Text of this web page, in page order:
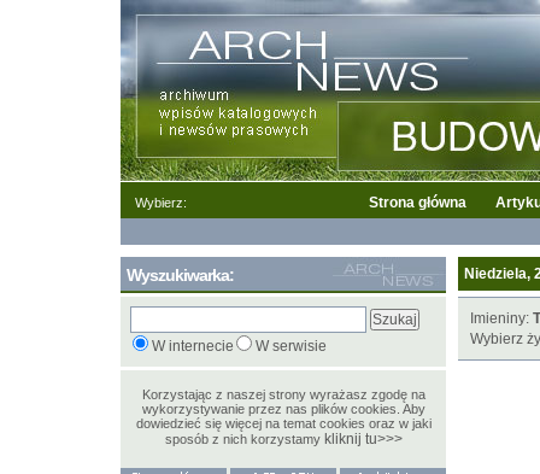
Wybierz: Strona główna
Niedziela,
Imieniny:
Wybierz
Wyszukiwarka:
W internecie W serwisie
Korzystając z naszej strony wyrażasz zgodę na
wykorzystywanie przez nas plików cookies. Aby
dowiedzieć się więcej na temat cookies oraz w jaki
sposób z nich korzystamy kliknij tu>>>